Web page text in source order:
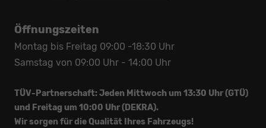
Öffnungszeiten
Montag bis Freitag 09:00 -18:30 Uhr
Samstag von 09:00 Uhr - 14:00 Uhr
TÜV-Partnerschaft: Jeden Mittwoch um 13:30 Uhr (GTÜ)
und Freitag um 10:00 Uhr (DEKRA).
Wir sorgen für die Qualität Ihres Fahrzeugs!